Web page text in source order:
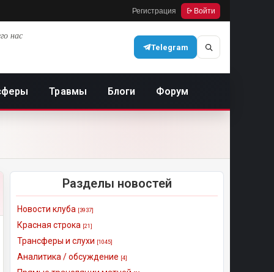
Регистрация Войти
нас
Telegram
Травмы Блоги Форум
Разделы новостей
Новости клуба [3937]
Красная строка [21]
Трансферы и слухи [1045]
Аналитика / обсуждение [4]